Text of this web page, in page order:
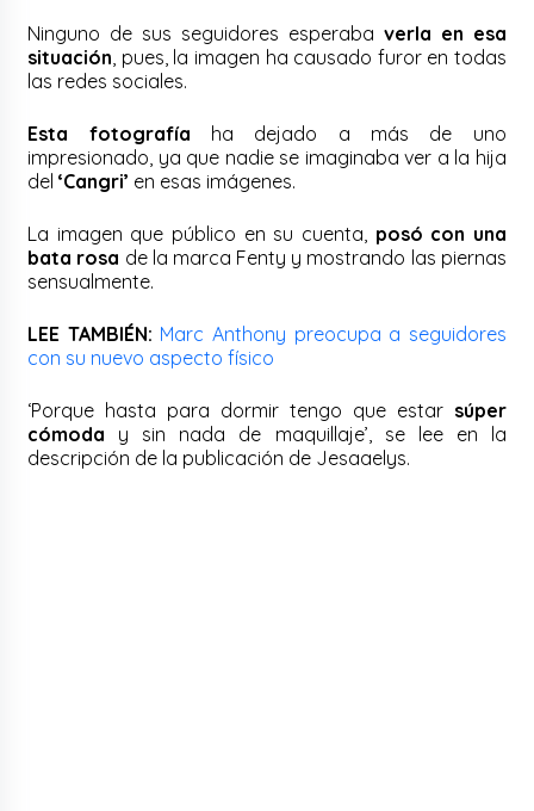
Ninguno de sus seguidores esperaba verla en esa
situación , pues, la imagen ha causado furor en todas
las redes sociales.
Esta fotografía ha dejado a más de uno
impresionado, ya que nadie se imaginaba ver a la hija
del‘Cangri’ en esas imágenes.
La imagen que público en su cuenta, posó con una
bata rosa de la marca Fenty y mostrando las piernas
sensualmente.
LEE TAMBIÉN: Marc Anthony preocupa a seguidores
con su nuevo aspecto físico
‘Porque hasta para dormir tengo que estar súper
cómoda y sin nada de maquillaje’, se lee en la
descripción de la publicación de Jesaaelys.